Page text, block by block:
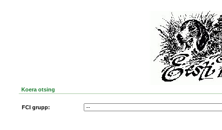
Koera otsing
FCI grupp: